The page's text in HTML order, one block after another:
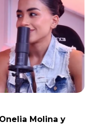
Molina y